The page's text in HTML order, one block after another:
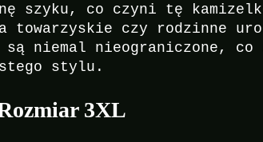
szyku, co czyni tę kamizelkę
towarzyskie czy rodzinne
niemal nieograniczone, co
stylu.
3XL